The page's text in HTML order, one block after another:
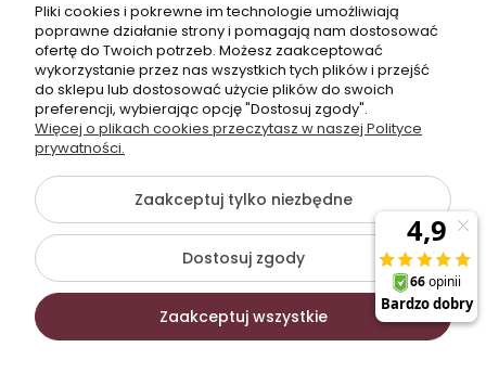
Dane kontaktowe
603377506
sklep@komfort-biuro.pl
Nasz Facebook
©2026 Wszelkie Prawa Zastrzeżone | Komfort Biuro -
meble biurowe
Szablon Flex byEcommercy
Pliki cookies i pokrewne im technologie umożliwiają
poprawne działanie strony i pomagają nam dostosować
ofertę do Twoich potrzeb. Możesz zaakceptować
wykorzystanie przez nas wszystkich tych plików i przejść
do sklepu lub dostosować użycie plików do swoich
preferencji, wybierając opcję "Dostosuj zgody".
Więcej o plikach cookies przeczytasz w naszej Polityce
prywatności.
Zaakceptuj tylko niezbędne
Dostosuj zgody
Zaakceptuj wszystkie